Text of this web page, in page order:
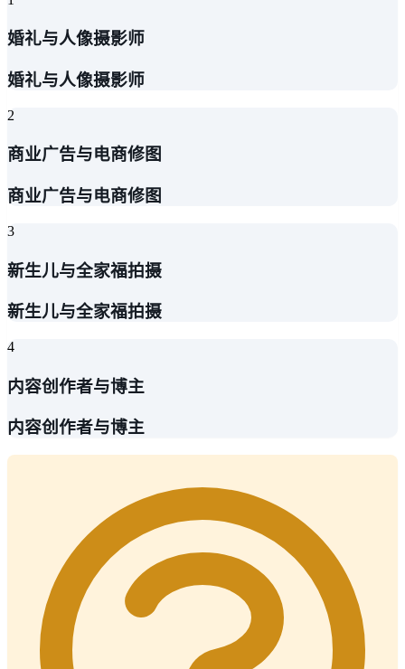
婚礼与人像摄影师
婚礼与人像摄影师
2
商业广告与电商修图
商业广告与电商修图
3
新生儿与全家福拍摄
新生儿与全家福拍摄
4
内容创作者与博主
内容创作者与博主